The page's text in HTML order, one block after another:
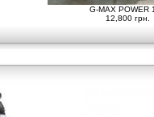
G-MAX POWER
12,800 грн.